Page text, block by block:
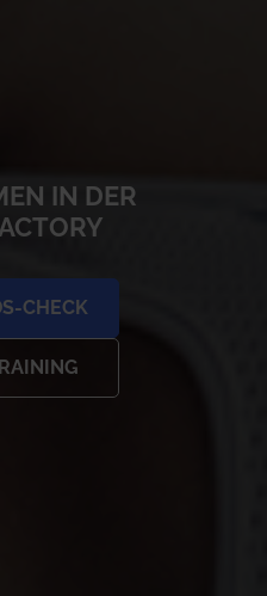
IN DER
CHECK